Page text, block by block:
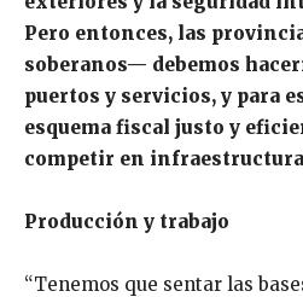
Pero entonces, las
soberanos— debemos
puertos y servicios, y para
esquema fiscal justo y
competir en
Producción y trabajo
“Tenemos que sentar las